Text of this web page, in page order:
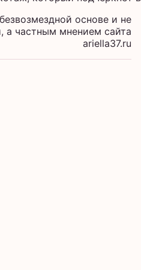
основе и не
а частным мнением сайта
ariella37.ru